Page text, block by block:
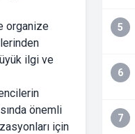
organize
ilgi ve
önemli
için
5
6
7